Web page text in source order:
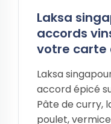
Laksa
accords
votre carte
Laksa
accord épicé
Pâte de curry,
poulet,